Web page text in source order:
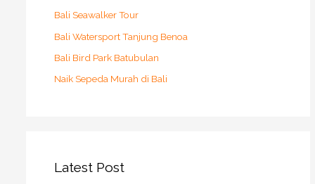
Bali Seawalker Tour
Bali Watersport Tanjung Benoa
Bali Bird Park Batubulan
Naik Sepeda Murah di Bali
Latest Post